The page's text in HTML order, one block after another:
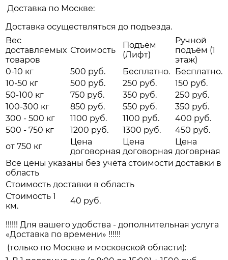
Доставка по Москве:
Доставка осуществляться до подъезда.
Вес
доставляемых
товаров
Стоимость
Подъём
(Лифт)
Ручной
подъём (1
этаж)
0-10 кг
500 руб. Бесплатно.
Бесплатно.
10-50 кг
500 руб. 250 руб.
150 руб.
50-100 кг
750 руб. 350 руб.
250 руб.
100-300 кг
850 руб. 550 руб.
350 руб.
300 - 500 кг
1100 руб. 1100 руб.
400 руб.
500 - 750 кг
1200 руб. 1300 руб.
450 руб.
от 750 кг
Цена
договорная
Цена
договорная
Цена
договрная
Все цены указаны без учёта стоимости доставки в
область
Стоимость доставки в область
Стоимость 1
км.
40 руб.
!!!!!! Для вашего удобства - дополнительная услуга
«Доставка по времени» !!!!!!
(только по Москве и московской области):